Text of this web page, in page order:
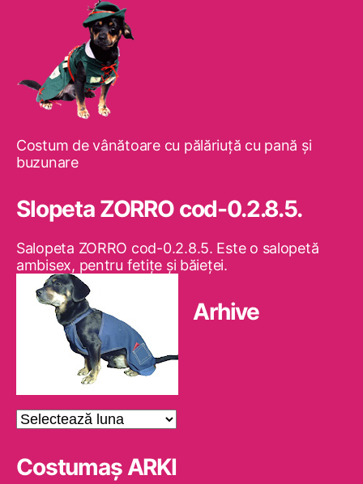
Costum de vânătoare cu pălăriuţă cu pană şi
buzunare
Slopeta ZORRO cod-0.2.8.5.
Salopeta ZORRO cod-0.2.8.5. Este o salopetă
ambisex, pentru fetiţe şi băieţei.
Arhive
Arhive
Costumaş ARKI